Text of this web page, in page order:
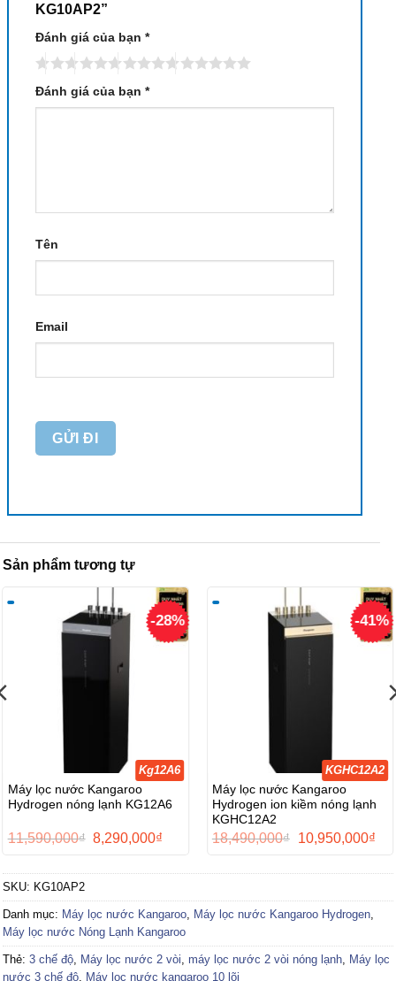
KG10AP2”
Đánh giá của bạn *
Đánh giá của bạn *
Tên
Email
Sản phẩm tương tự
-28%
Kg12A6
Máy lọc nước Kangaroo
Hydrogen nóng lạnh KG12A6
11,590,000₫ Giá
11,590,000₫.
8,290,000₫
là:
-41%
KGHC12A2
Máy lọc nước Kangaroo
Hydrogen ion kiềm nóng lạnh
KGHC12A2
18,490,000₫
Giá
18,490,000₫.
10,950,000₫Giá
là:
SKU: KG10AP2
Danh mục: Máy lọc nước Kangaroo, Máy lọc nước Kangaroo Hydrogen,
Máy lọc nước Nóng Lạnh Kangaroo
Thẻ: 3 chế độ, Máy lọc nước 2 vòi máy lọc nước 2 vòi nóng lạnh, Máy lọc
nước 3 chế độ, Máy lọc nước kangaroo 10 lõi